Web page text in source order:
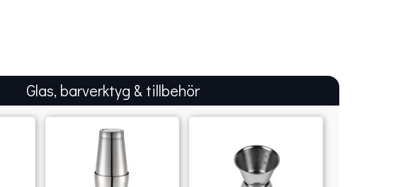
Glas, barverktyg & tillbehör